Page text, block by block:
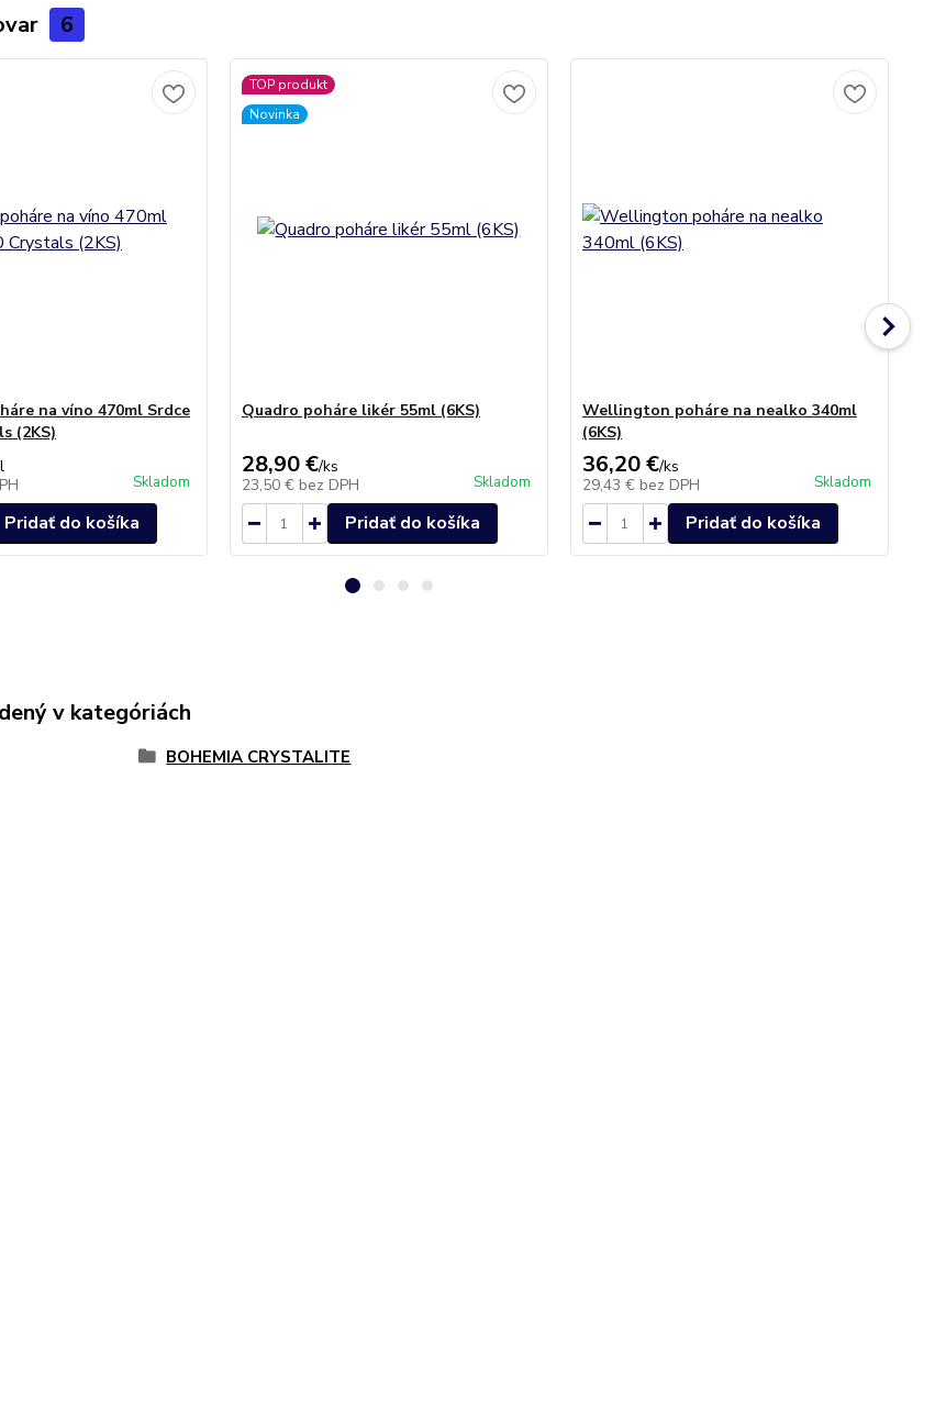
6
na víno 470ml Srdce
(2KS)
Skladom
Pridať do košíka
TOP produkt
Novinka
Quadro poháre likér 55ml (6KS)
28,90 €/ks
23,50 € bez DPH Skladom
Pridať do košíka
Wellington poháre na nealko 340ml
(6KS)
36,20 €/ks
29,43 € bez DPH Skladom
Pridať do košíka
v kategóriách
BOHEMIA CRYSTALITE